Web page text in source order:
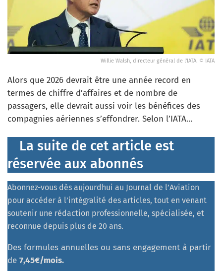
Willie Walsh, directeur général de l'IATA. © IATA
Alors que 2026 devrait être une année record en
termes de chiffre d’affaires et de nombre de
passagers, elle devrait aussi voir les bénéfices des
compagnies aériennes s’effondrer. Selon l’IATA…
La suite de cet article est
réservée aux abonnés
Abonnez-vous dès aujourdhui au Journal de l’Aviation
pour accéder à l’intégralité des articles, tout en venant
soutenir une rédaction professionnelle, spécialisée, et
reconnue depuis plus de 20 ans.
Des formules annuelles ou sans engagement à partir
de 7,45€/mois.